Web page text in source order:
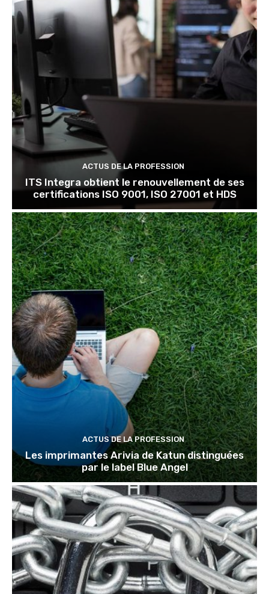
ACTUS DE LA PROFESSION
ITS Integra obtient le renouvellement de ses
certifications ISO 9001, ISO 27001 et HDS
ACTUS DE LA PROFESSION
Les imprimantes Arivia de Katun distinguées
par le label Blue Angel